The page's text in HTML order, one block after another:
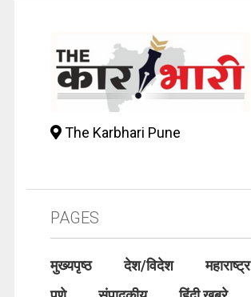
The Karbhari Pune
PAGES
मुख्यपृष्ठ देश/विदेश
महाराष्ट्र